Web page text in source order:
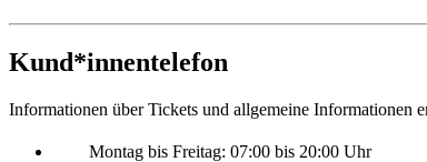
Kund*innentelefon
Informationen über Tickets und allgemeine
Montag bis Freitag: 07:00 bis 20:00 Uhr